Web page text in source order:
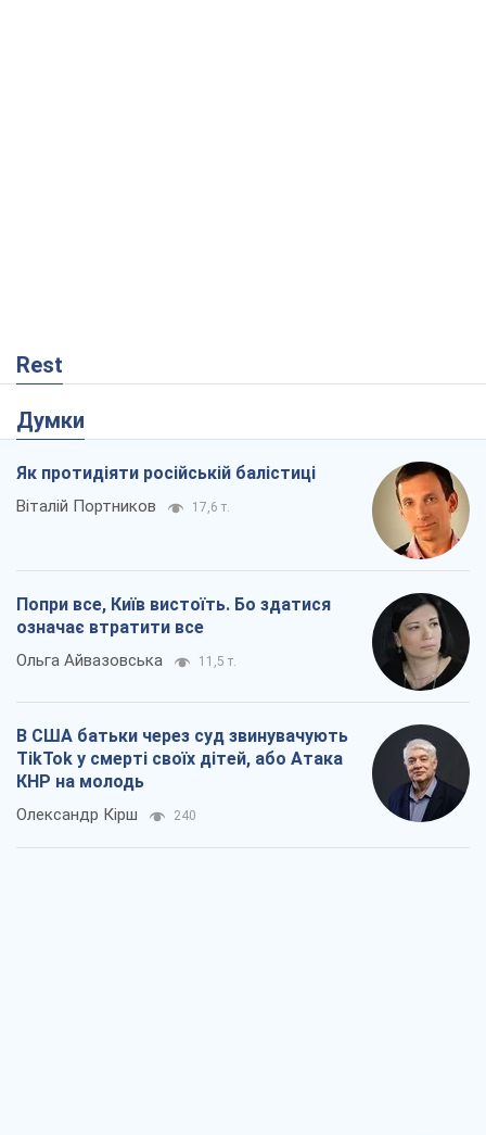
Rest
Думки
Як протидіяти російській балістиці
Віталій Портников 17,6 т.
Попри все, Київ вистоїть. Бо здатися
означає втратити все
Ольга Айвазовська 11,5 т.
В США батьки через суд звинувачують
TikTok у смерті своїх дітей, або Атака
КНР на молодь
Олександр Кірш 240